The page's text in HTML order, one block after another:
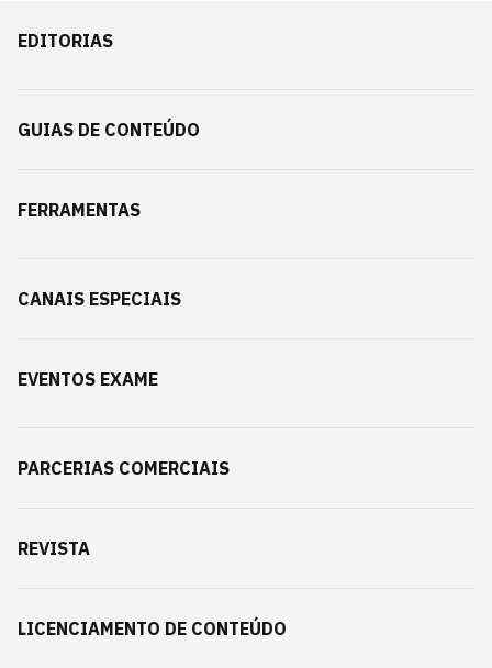
EDITORIAS
GUIAS DE CONTEÚDO
FERRAMENTAS
CANAIS ESPECIAIS
EVENTOS EXAME
PARCERIAS COMERCIAIS
REVISTA
LICENCIAMENTO DE CONTEÚDO